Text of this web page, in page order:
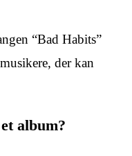
“Bad Habits”
der kan
album?